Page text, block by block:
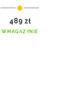
489 zł
W MAGAZYNIE